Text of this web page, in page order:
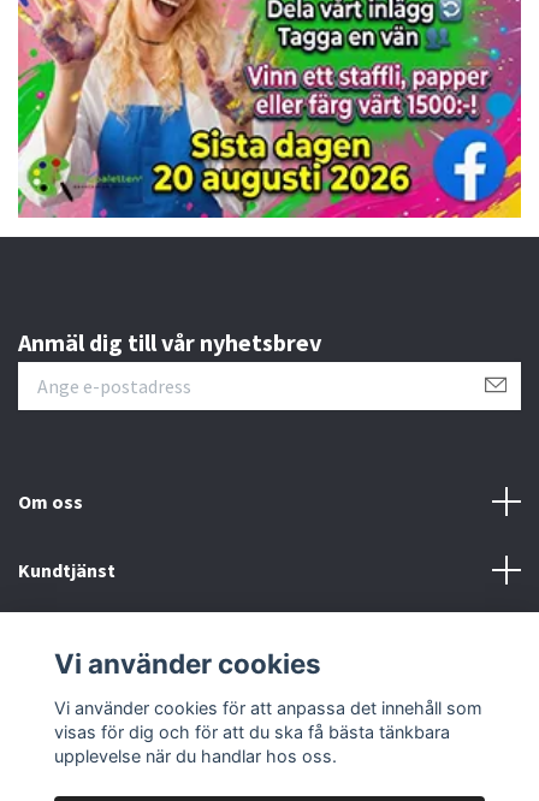
Anmäl dig till vår nyhetsbrev
Om oss
Kundtjänst
Sociala medier
Vi använder cookies
Vi använder cookies för att anpassa det innehåll som
visas för dig och för att du ska få bästa tänkbara
upplevelse när du handlar hos oss.